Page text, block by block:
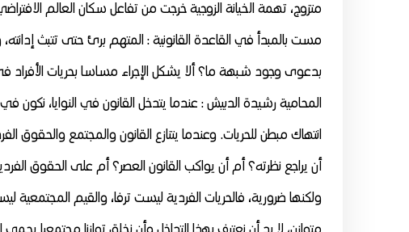
متزوج، تهمة الخيانة الزوجية خرجت من تفاعل سكان العالم
مست بالمبدأ في القاعدة القانونية : المتهم برئ حتى تتبث
بدعوى وجود شبهة ما؟ ألا يشكل الإجراء مساسا بحريات
المحامية رشيدة الدبيش : عندما يتدخل القانون في النوايا،
انتهاك مبطن للحريات. وعندما يتنازع القانون والمجتمع والحقوق
أن يراجع نظرته؟ أم أن يواكب القانون العصر؟ أم على الحقوق
ولكنها ضرورية، فالحريات الفردية ليست ترفا، والقيم